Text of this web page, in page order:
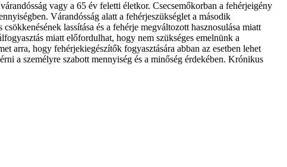
vagy a 65 év feletti életkor. Csecsemőkorban a fehérjeigény
Várandósság alatt a fehérjeszükséglet a második
lassítása és a fehérje megváltozott hasznosulása miatt
miatt előfordulhat, hogy nem szükséges emelnünk a
arra, hogy fehérjekiegészítők fogyasztására abban az esetben lehet
a személyre szabott mennyiség és a minőség érdekében. Krónikus